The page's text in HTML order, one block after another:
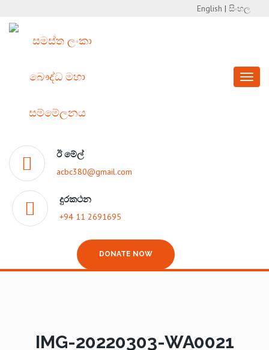
English | සිංහල
ඊ මේල්
acbc380@gmail.com
දුරකථන
+94 11 2691695
DONATE NOW
IMG-20220303-WA0021